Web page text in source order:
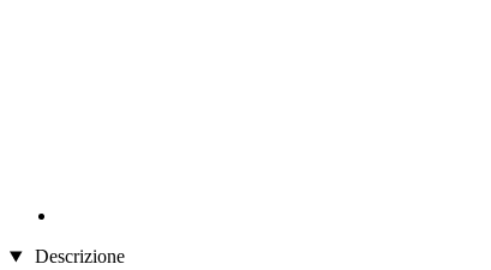
Descrizione